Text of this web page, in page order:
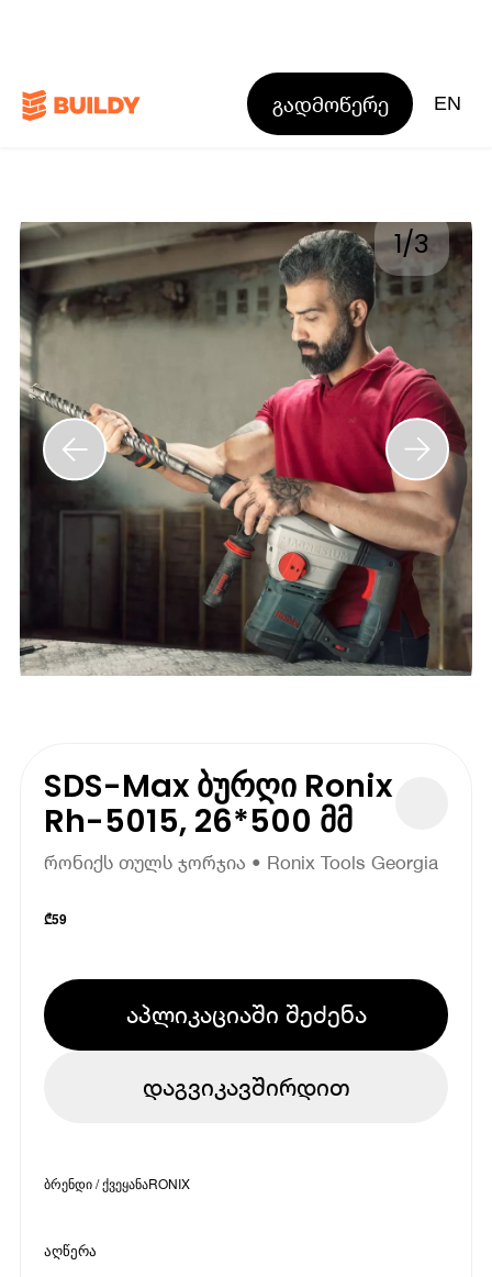
გადმოწერე EN
1/3
SDS-Max ბურღი Ronix
Rh-5015, 26*500 მმ
რონიქს თულს ჯორჯია • Ronix Tools Georgia
₾59
აპლიკაციაში შეძენა
დაგვიკავშირდით
ბრენდი / ქვეყანაRONIX
აღწერა